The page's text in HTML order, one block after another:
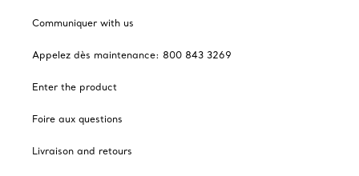
Communiquer with us
Appelez dès maintenance: 800 843 3269
Enter the product
Foire aux questions
Livraison and retours